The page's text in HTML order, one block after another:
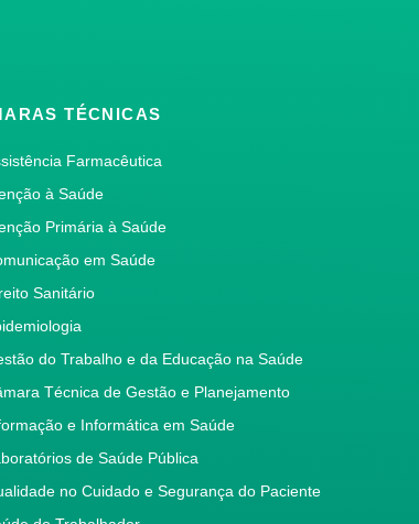
TÉCNICAS
Farmacêutica
à Saúde
Primária à Saúde
em Saúde
Sanitário
do Trabalho e da Educação na Saúde
Técnica de Gestão e Planejamento
e Informática em Saúde
de Saúde Pública
no Cuidado e Segurança do Paciente